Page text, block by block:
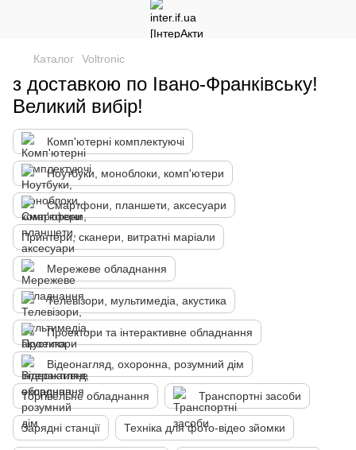
Каталог Voltronic
з доставкою по Івано-Франківську!
Великий вибір!
Комп'ютерні комплектуючі
Ноутбуки, моноблоки, комп'ютери
Смартфони, планшети, аксесуари
Принтери, сканери, витратні маріали
Мережеве обладнання
Телевізори, мультимедіа, акустика
Проектори та інтерактивне обладнання
Відеонагляд, охоронна, розумний дім
Торгівельне обладнання Транспортні засоби
Зарядні станції Техніка для фото-відео зйомки